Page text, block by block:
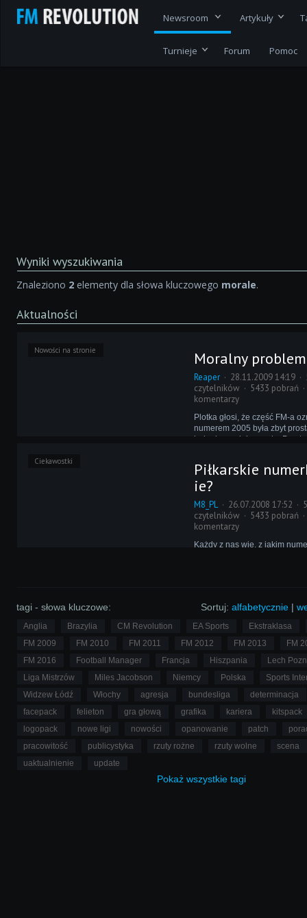
Newsroom Artykuły
Turnieje Forum Pomoc
Wyniki wyszukiwania
Znaleziono 2 elementy dla słowa kluczowego morale.
Aktualności
Nowości na stronie Moralny
Reaper 28.11.2009 14:19
czytelników
5433 pobrań
komentarzy
Plotka głosi, że część FM-a
numerem 2005 była zbyt
jednak w pełni prawda.
zabiera się za FM 2010!
Ciekawostki
Piłkarskie
ie?
M8_PL 26.07.2008 17:52
czytelników
5433 pobrań
komentarzy
Każdy z nas wie, z jakim
FM-ie.
Sortuj: alfabetycznie |
tagi - słowa kluczowe:
Anglia Brazylia CM Revolution EA Sports
Ekstraklasa
FM 2009
FM 2010 FM 2011 FM 2012 FM 2013
FM
FM 2016
Football Manager Francja Hiszpania
Lech
Liga Mistrzów
Miles Jacobson Niemcy Polska
Sports
Widzew Łódź
Włochy agresja bundesliga
determinacja
facepack
felieton gra głową grafika kariera
kitspack
logopack
nowe ligi nowości opanowanie patch
pracowitość
publicystyka rzuty rożne rzuty wolne
scena
uaktualnienie
update
Pokaż wszystkie tagi